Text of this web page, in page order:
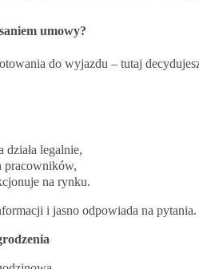
umowy?
do wyjazdu – tutaj
działa legalnie,
pracowników,
na rynku.
i jasno odpowiada na pytania.